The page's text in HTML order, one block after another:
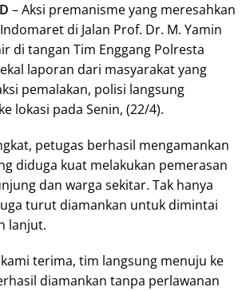
– Aksi premanisme yang meresahkan
di Jalan Prof. Dr. M. Yamin
di tangan Tim Enggang Polresta
laporan dari masyarakat yang
pemalakan, polisi langsung
lokasi pada Senin, (22/4).
petugas berhasil mengamankan
diduga kuat melakukan pemerasan
dan warga sekitar. Tak hanya
turut diamankan untuk dimintai
lanjut.
terima, tim langsung menuju ke
diamankan tanpa perlawanan